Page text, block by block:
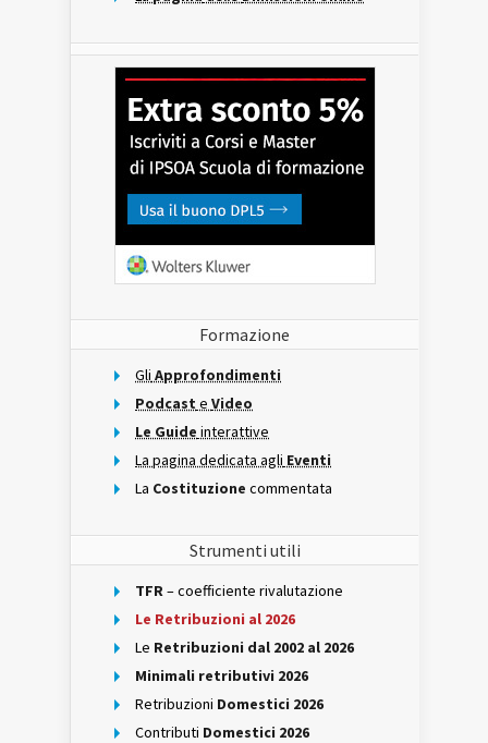
Formazione
Gli Approfondimenti
Podcast e Video
Le Guide interattive
La pagina dedicata agli Eventi
La Costituzione commentata
Strumenti utili
TFR– coefficiente rivalutazione
Le Retribuzioni al 2026
Le Retribuzioni dal 2002 al 2026
Minimali retributivi 2026
Retribuzioni Domestici 2026
Contributi Domestici 2026